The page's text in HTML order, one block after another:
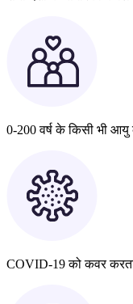
0-200 वर्ष के किसी भी आयु
COVID-19 को कवर